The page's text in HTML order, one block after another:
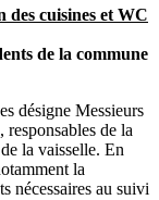
des cuisines et WC
de la commune
désigne Messieurs
de la
la vaisselle. En
la
nécessaires au suivi